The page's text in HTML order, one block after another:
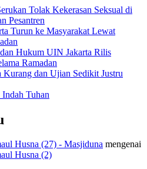
Tolak Kekerasan Seksual di
Pesantren
Turun ke Masyarakat Lewat
Hukum UIN Jakarta Rilis
Ramadan
Kurang dan Ujian Sedikit Justru
Tuhan
Husna (27) - Masjiduna mengenai
Husna (2)